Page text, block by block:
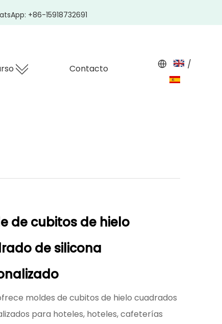
+86-15918732691
Contacto /
de cubitos de hielo
de silicona
moldes de cubitos de hielo cuadrados
para hoteles, hoteles, cafeterías